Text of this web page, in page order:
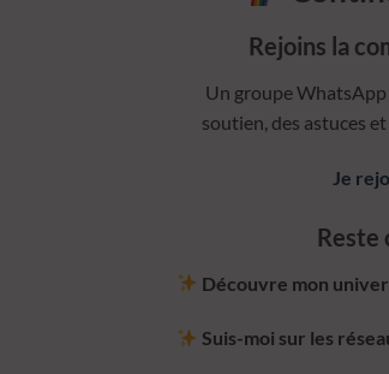
Rejoins la
Un groupe
soutien, des astuces
Je
Reste
Découvre mon
Suis-moi sur les